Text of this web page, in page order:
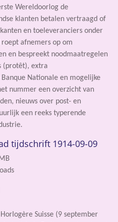
Wereldoorlog de
klanten betalen vertraagd of
en toeleveranciers onder
afnemers op om
en bespreekt noodmaatregelen
(protêt), extra
Nationale en mogelijke
nummer een overzicht van
nieuws over post- en
een reeks typerende
tijdschrift 1914-09-09
Suisse (9 september